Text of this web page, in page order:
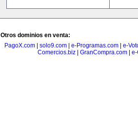
Otros dominios en venta:
PagoX.com
solo9.com e-Programas.com
e-
Comercios.biz| GranCompra.com| e-